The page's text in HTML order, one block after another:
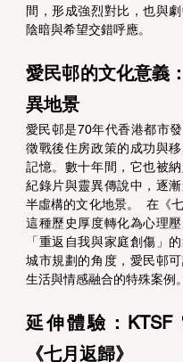
間，形成強烈對比，也與
陰暗與希望交錯呼應。
愛民邨的文化意義
異地景
愛民邨是70年代香港都市
徵戰後住房政策的成功與
記憶。數十年間，它也被納
紀錄片與靈異傳說中，逐漸
半虛構的文化地景。  在《
這種歷史厚度轉化為心理
「重返自我與家庭創傷」
城市規劃的角度，愛民邨可
生活與情感融合的特殊案例
延伸體驗：KTSF
《七月返歸》